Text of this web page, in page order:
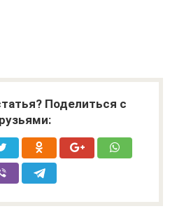
Поделиться с